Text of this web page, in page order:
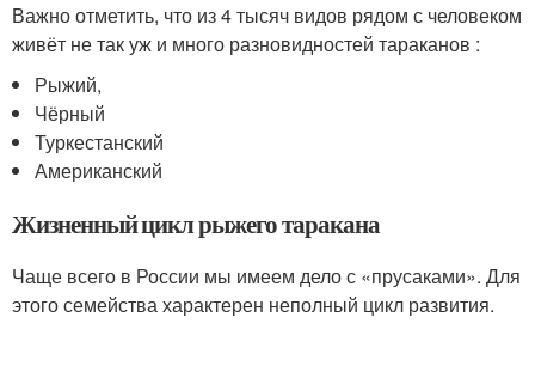
Важно отметить, что из 4 тысяч видов рядом с человеком
живёт не так уж и много разновидностей тараканов :
Рыжий,
Чёрный
Туркестанский
Американский
Жизненный цикл рыжего таракана
Чаще всего в России мы имеем дело с «прусаками». Для
этого семейства характерен неполный цикл развития.